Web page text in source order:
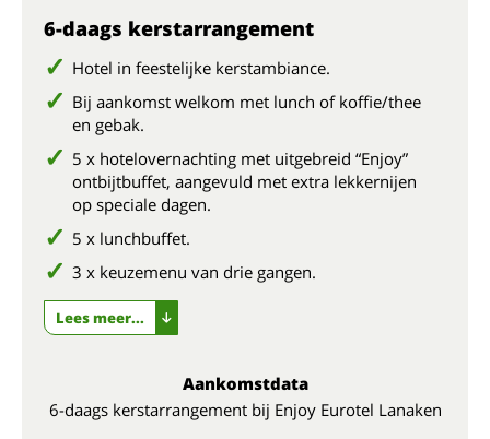
6-daags kerstarrangement
Hotel in feestelijke kerstambiance.
Bij aankomst welkom met lunch of koffie/thee
en gebak.
5 x hotelovernachting met uitgebreid “Enjoy”
ontbijtbuffet, aangevuld met extra lekkernijen
op speciale dagen.
5 x lunchbuffet.
3 x keuzemenu van drie gangen.
Lees meer...
Aankomstdata
6-daags kerstarrangement bij Enjoy Eurotel Lanaken